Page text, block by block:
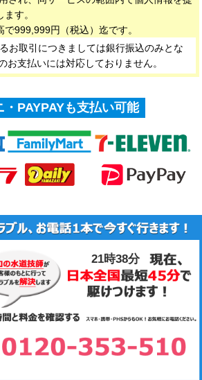
す。
999,999円（税込）迄です。
お取引につきましては銀行振込のみとな
お支払いには対応しておりません。
・PAYPAYも支払い可能
21時38分